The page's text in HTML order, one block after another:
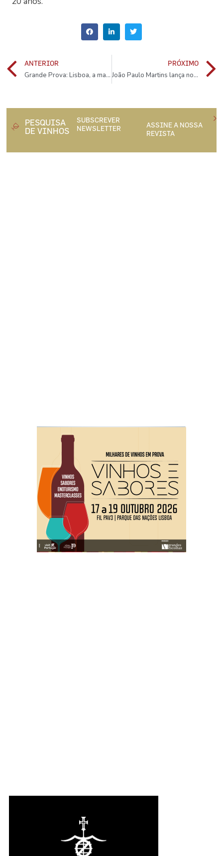
ANTERIOR
Grande Prova: Lisboa, a magnífica
PRÓXIMO
João Paulo Martins lança nova edição do guia de vinhos Monção & Melgaço
PESQUISA
DE VINHOS
SUBSCREVER
NEWSLETTER
ASSINE A NOSSA
REVISTA